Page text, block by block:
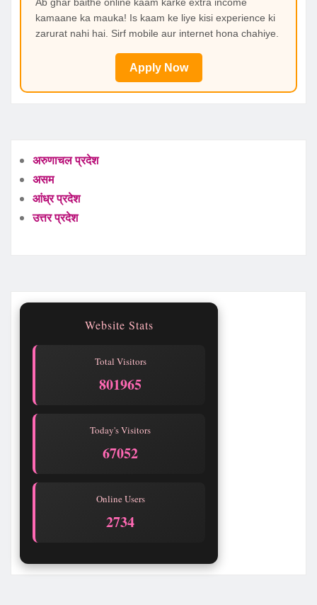
kamaane ka mauka! Is kaam ke liye kisi experience ki
zarurat nahi hai. Sirf mobile aur internet hona chahiye.
Apply Now
अरुणाचल प्रदेश
असम
आंध्र प्रदेश
उत्तर प्रदेश
Website Stats
Total Visitors
801968
Today's Visitors
67055
Online Users
2734